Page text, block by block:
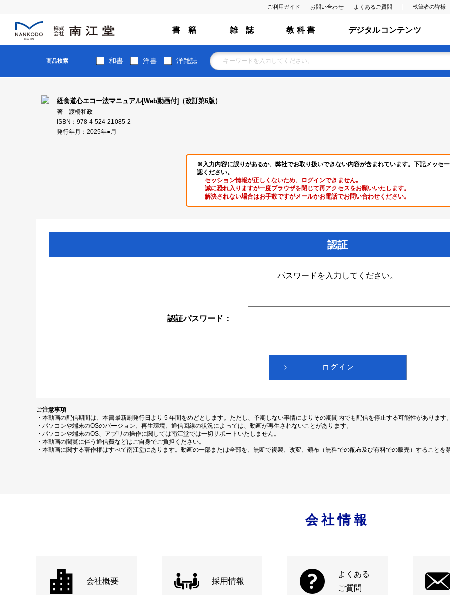
ご利用ガイド お問い合わせ よくあるご質問 執筆者の皆様
書 籍 雑 誌 教 科 書 デジタルコンテンツ
商品検索 和書 洋書 洋雑誌
経食道心エコー法マニュアル[Web動画付]（改訂第6版）
著 渡橋和政
ISBN：978-4-524-21085-2
発行年月：2025年●月
※入力内容に誤りがあるか、弊社でお取り扱いできない内容が含まれています。下記メッセ
認ください。
セッション情報が正しくないため、ログインできません｡
誠に恐れ入りますが一度ブラウザを閉じて再アクセスをお願いいたします。
解決されない場合はお手数ですがメールかお電話でお問い合わせください。
認証
パスワードを入力してください。
認証パスワード：
ご注意事項
・本動画の配信期間は、本書最新刷発行日より 5 年間をめどとします。ただし、予期しない事情によりその期間内でも配信を停止する可能性があります。
・パソコンや端末のOSのバージョン、再生環境、通信回線の状況によっては、動画が再生されないことがあります。
・パソコンや端末のOS、アプリの操作に関しては南江堂では一切サポートいたしません。
・本動画の閲覧に伴う通信費などはご自身でご負担ください。
・本動画に関する著作権はすべて南江堂にあります。動画の一部または全部を、無断で複製、改変、頒布（無料での配布及び有料での販売）することを
会社情報
会社概要 採用情報
よくある
ご質問